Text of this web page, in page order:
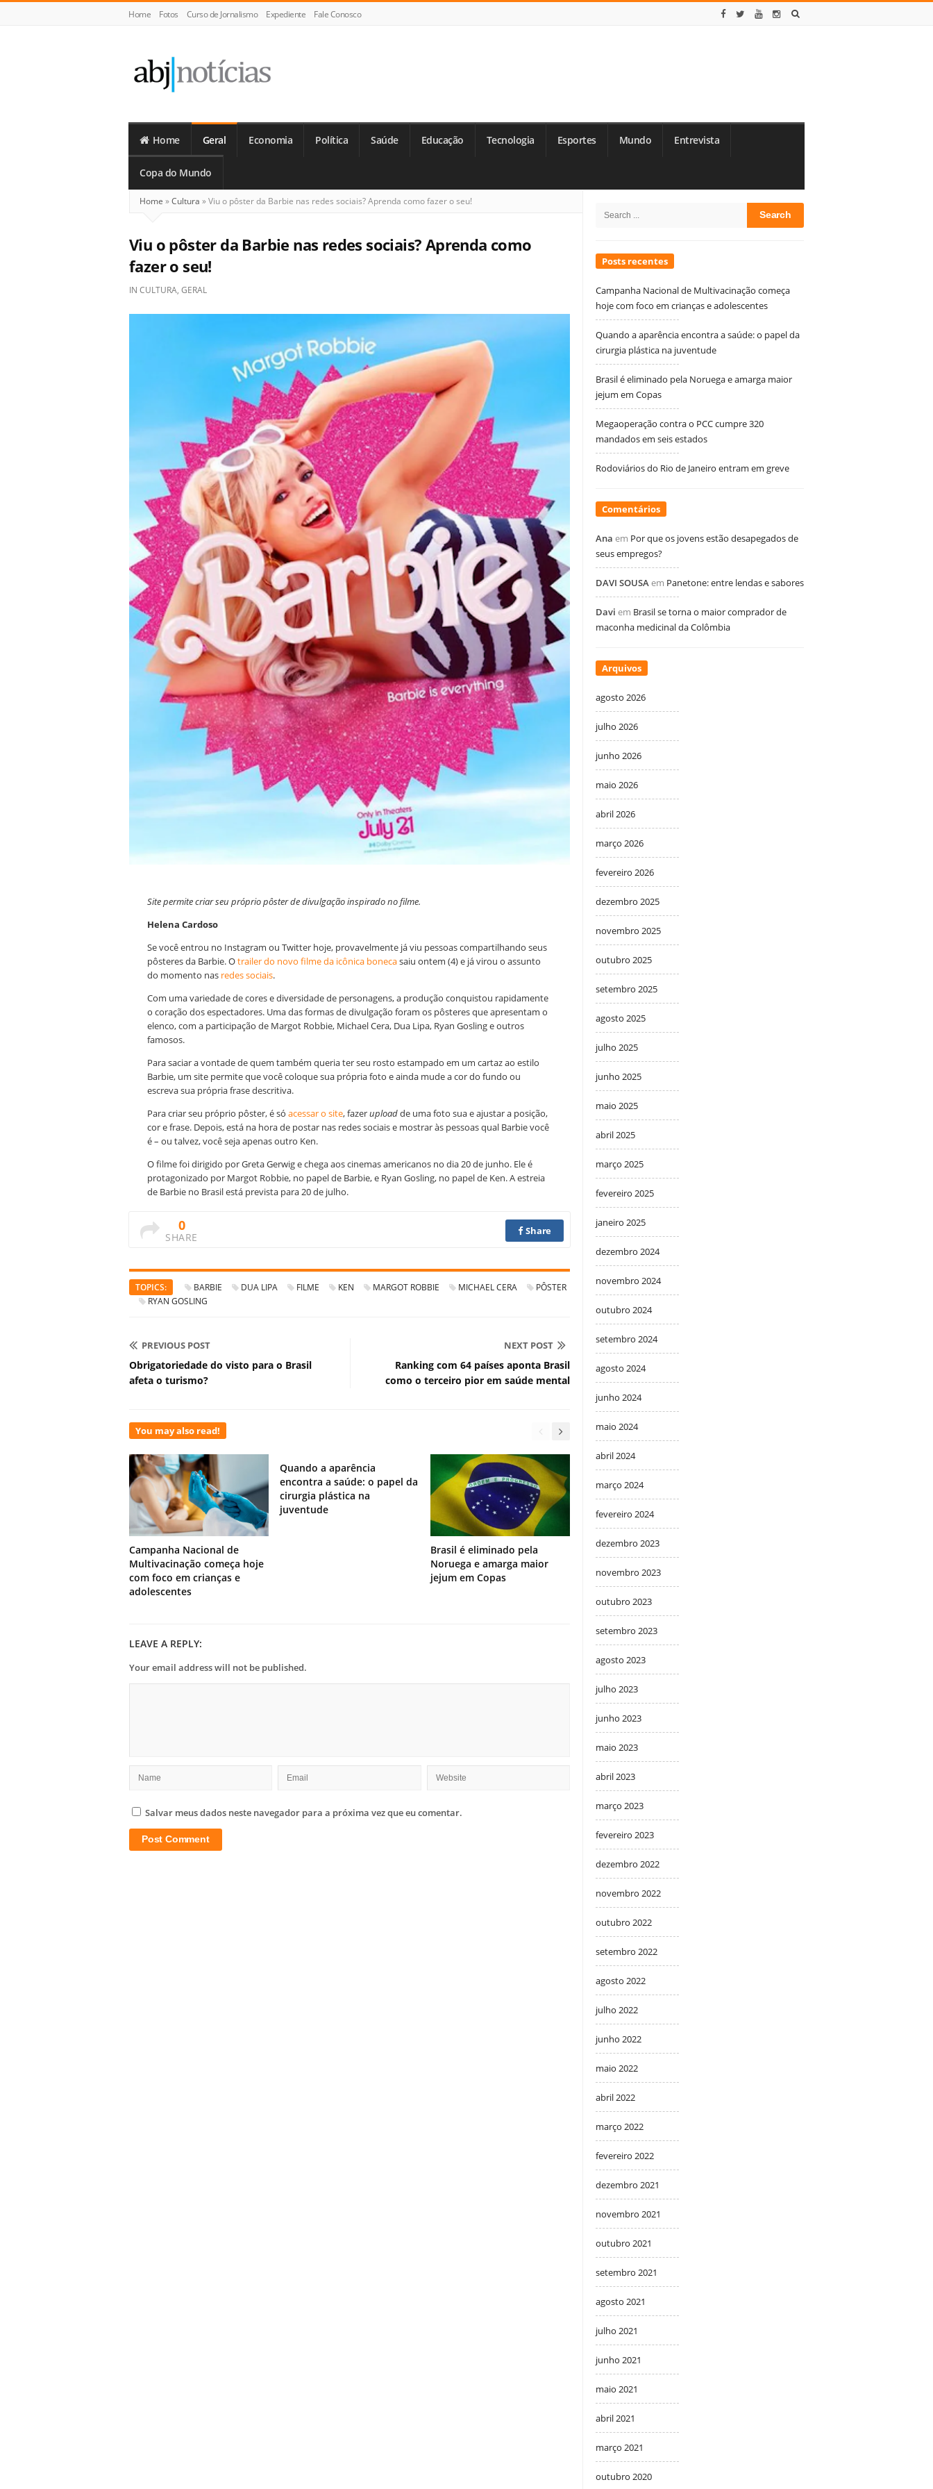
Home Fotos Curso de Jornalismo Expediente Fale Conosco
Notícias
Home Geral Economia Política Saúde Educação Tecnologia Esportes Mundo Entrevista
Copa do Mundo
Home »Cultura »Viu o pôster da Barbie nas redes sociais? Aprenda como fazer o seu!
Viu o pôster da Barbie nas redes sociais? Aprenda como
fazer o seu!
IN CULTURA, GERAL
Site permite criar seu próprio pôster de divulgação inspirado no filme.
Helena Cardoso
Se você entrou no Instagram ou Twitter hoje, provavelmente já viu pessoas compartilhando seus
pôsteres da Barbie. Otrailer do novo filme da icônica bonecasaiu ontem (4) e já virou o assunto
do momento nas redes sociais.
Com uma variedade de cores e diversidade de personagens, a produção conquistou rapidamente
o coração dos espectadores. Uma das formas de divulgação foram os pôsteres que apresentam o
elenco, com a participação de Margot Robbie, Michael Cera, Dua Lipa, Ryan Gosling e outros
famosos.
Para saciar a vontade de quem também queria ter seu rosto estampado em um cartaz ao estilo
Barbie, um site permite que você coloque sua própria foto e ainda mude a cor do fundo ou
escreva sua própria frase descritiva.
Para criar seu próprio pôster, é só acessar o site, fazeruploadde uma foto sua e ajustar a posição,
cor e frase. Depois, está na hora de postar nas redes sociais e mostrar às pessoas qual Barbie você
é – ou talvez, você seja apenas outro Ken.
O filme foi dirigido por Greta Gerwig e chega aos cinemas americanos no dia 20 de junho. Ele é
protagonizado por Margot Robbie, no papel de Barbie, e Ryan Gosling, no papel de Ken. A estreia
de Barbie no Brasil está prevista para 20 de julho.
0
SHARE
Share
TOPICS: BARBIE DUA LIPA FILME KEN MARGOT ROBBIE MICHAEL CERA
PÔSTER
RYAN GOSLING
PREVIOUS POST
Obrigatoriedade do visto para o Brasil
afeta o turismo?
NEXT POST
Ranking com 64 países aponta Brasil
como o terceiro pior em saúde mental
You may also read!
Campanha Nacional de
Multivacinação começa hoje
com foco em crianças e
adolescentes
Quando a aparência
encontra a saúde: o papel da
cirurgia plástica na
juventude
Brasil é eliminado pela
Noruega e amarga maior
jejum em Copas
LEAVE A REPLY:
Your email address will not be published.
Salvar meus dados neste navegador para a próxima vez que eu comentar.
Sidebar
Search
Posts recentes
Campanha Nacional de Multivacinação começa
hoje com foco em crianças e adolescentes
Quando a aparência encontra a saúde: o papel da
cirurgia plástica na juventude
Brasil é eliminado pela Noruega e amarga maior
jejum em Copas
Megaoperação contra o PCC cumpre 320
mandados em seis estados
Rodoviários do Rio de Janeiro entram em greve
Comentários
Ana em Por que os jovens estão desapegados de
seus empregos?
DAVI SOUSAem Panetone: entre lendas e sabores
Davi em Brasil se torna o maior comprador de
maconha medicinal da Colômbia
Arquivos
agosto 2026
julho 2026
junho 2026
maio 2026
abril 2026
março 2026
fevereiro 2026
dezembro 2025
novembro 2025
outubro 2025
setembro 2025
agosto 2025
julho 2025
junho 2025
maio 2025
abril 2025
março 2025
fevereiro 2025
janeiro 2025
dezembro 2024
novembro 2024
outubro 2024
setembro 2024
agosto 2024
junho 2024
maio 2024
abril 2024
março 2024
fevereiro 2024
dezembro 2023
novembro 2023
outubro 2023
setembro 2023
agosto 2023
julho 2023
junho 2023
maio 2023
abril 2023
março 2023
fevereiro 2023
dezembro 2022
novembro 2022
outubro 2022
setembro 2022
agosto 2022
julho 2022
junho 2022
maio 2022
abril 2022
março 2022
fevereiro 2022
dezembro 2021
novembro 2021
outubro 2021
setembro 2021
agosto 2021
julho 2021
junho 2021
maio 2021
abril 2021
março 2021
outubro 2020